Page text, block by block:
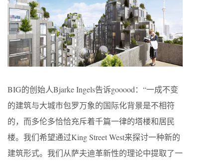
BIG的创始人Bjarke Ingels告诉gooood：“一成不变
的建筑与大城市包罗万象的国际化背景是不相符
的，而多伦多恰恰充斥着千篇一律的塔楼和居民
楼。我们希望通过King Street West来探讨一种新的
建筑形式。我们从萨夫迪革新性的理论中提取了一